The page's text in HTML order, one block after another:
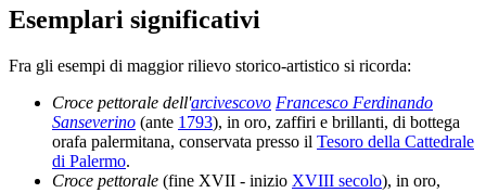
Esemplari significativi
Fra gli esempi di maggior rilievo storico-artistico si ricorda:
Croce pettorale dell'arcivescovo Francesco Ferdinando
Sanseverino (ante 1793), in oro, zaffiri e brillanti, di bottega
orafa palermitana, conservata presso il Tesoro della Cattedrale
di Palermo.
Croce pettorale (fine XVII - inizio XVIII secolo), in oro,